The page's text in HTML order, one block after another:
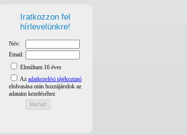
Iratkozzon fel
hírlevelünkre!